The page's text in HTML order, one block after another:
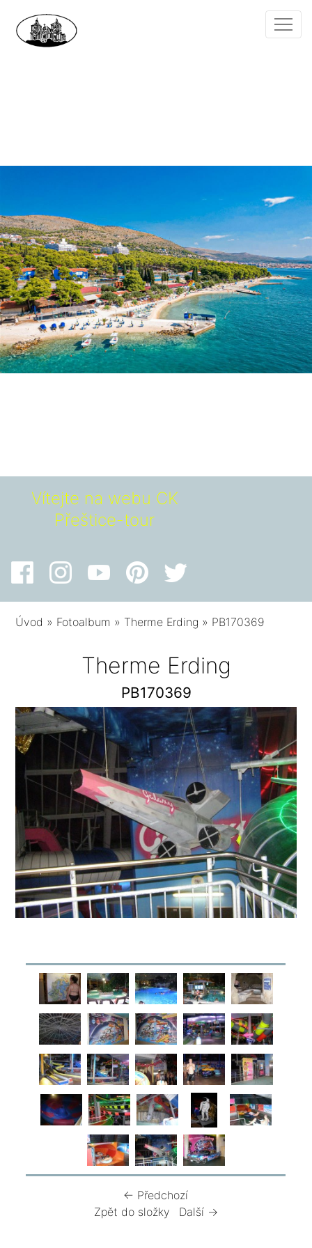
Vítejte na webu CK
Přeštice-tour
Úvod » Fotoalbum » Therme Erding » PB170369
Therme Erding
PB170369
← Předchozí
Zpět do složky
Další →